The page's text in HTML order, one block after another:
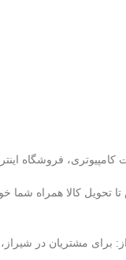
فروشگاه
تحویل کالا همراه شما
برای مشتریان در